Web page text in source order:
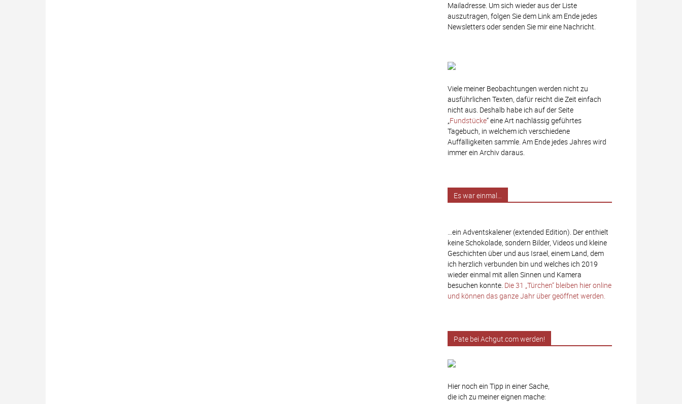
Mailadresse. Um sich wieder aus der Liste
auszutragen, folgen Sie dem Link am Ende jedes
Newsletters oder senden Sie mir eine Nachricht.
Viele meiner Beobachtungen werden nicht zu
ausführlichen Texten, dafür reicht die Zeit einfach
nicht aus. Deshalb habe ich auf der Seite
„Fundstücke“ eine Art nachlässig geführtes
Tagebuch, in welchem ich verschiedene
Auffälligkeiten sammle. Am Ende jedes Jahres wird
immer ein Archiv daraus.
Es war einmal…
…ein Adventskalener (extended Edition). Der enthielt
keine Schokolade, sondern Bilder, Videos und kleine
Geschichten über und aus Israel, einem Land, dem
ich herzlich verbunden bin und welches ich 2019
wieder einmal mit allen Sinnen und Kamera
besuchen konnte. Die 31 „Türchen“ bleiben hier online
und können das ganze Jahr über geöffnet werden.
Pate bei Achgut.com werden!
Hier noch ein Tipp in einer Sache,
die ich zu meiner eignen mache: